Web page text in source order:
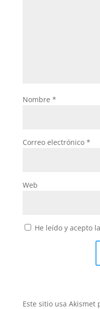
Nombre *
Correo electrónico *
Web
He leído y acepto la
Este sitio usa